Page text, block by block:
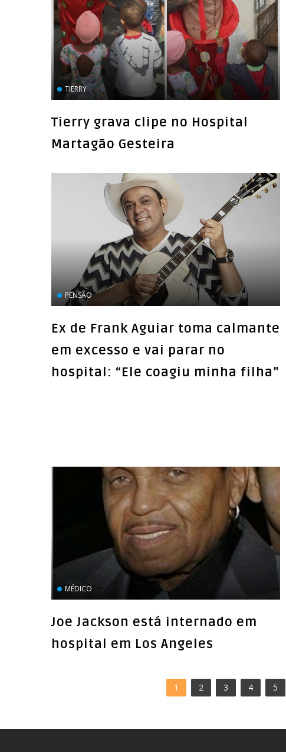
TIERRY
Tierry grava clipe no Hospital
PENSÃO
Ex de Frank Aguiar toma calmante
em excesso e vai parar no
hospital: “Ele coagiu minha filha”
MÉDICO
Joe Jackson está internado em
hospital em Los Angeles
1 2 3 4 5